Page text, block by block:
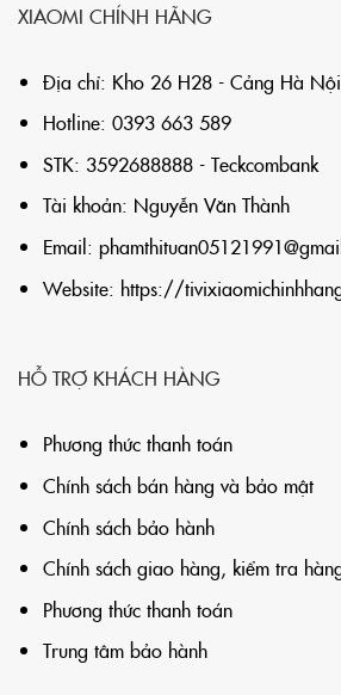
XIAOMI CHÍNH HÃNG
Địa chỉ: Kho 26 H28 - Cảng Hà
Hotline: 0393 663 589
STK: 3592688888 - Teckcombank
Tài khoản: Nguyễn Văn Thành
Email:
Website: https://
HỖ TRỢ KHÁCH HÀNG
Phương thức thanh toán
Chính sách bán hàng và bảo mật
Chính sách bảo hành
Chính sách giao hàng, kiểm tra
Phương thức thanh toán
Trung tâm bảo hành